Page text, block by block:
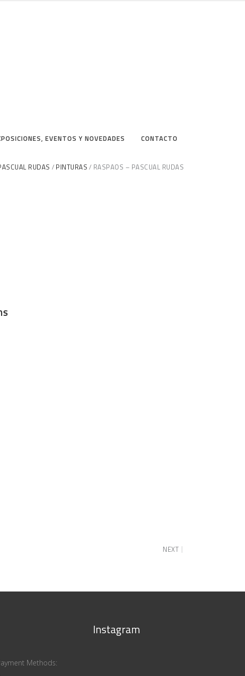
EVENTOS Y NOVEDADES CONTACTO
RUDAS PINTURAS RASPAOS – PASCUAL RUDAS
NEXT
Methods:
Instagram